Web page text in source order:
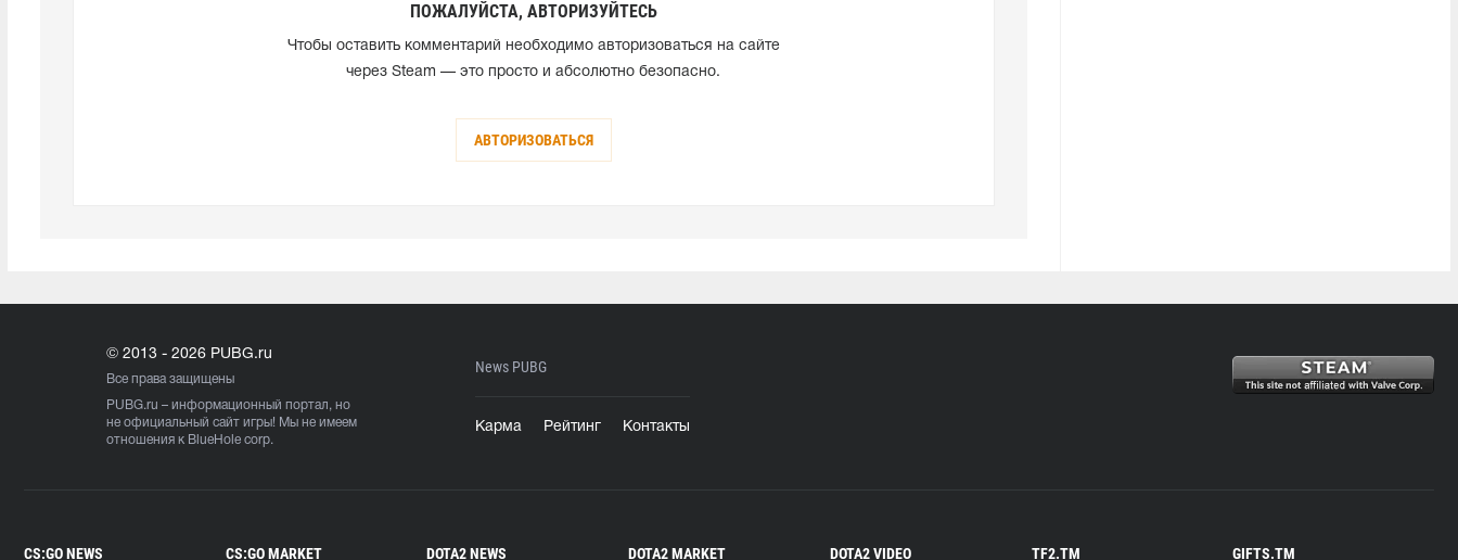
ПОЖАЛУЙСТА, АВТОРИЗУЙТЕСЬ
Чтобы оставить комментарий необходимо авторизоваться на сайте
через Steam — это просто и абсолютно безопасно.
АВТОРИЗОВАТЬСЯ
© 2013 - 2026 PUBG.ru
Все права защищены
PUBG.ru – информационный портал, но
не официальный сайт игры! Мы не имеем
отношения к BlueHole corp.
News PUBG
Карма Рейтинг Контакты
CS:GO NEWS CS:GO MARKET DOTA2 NEWS DOTA2 MARKET DOTA2 VIDEO TF2.TM GIFTS.TM